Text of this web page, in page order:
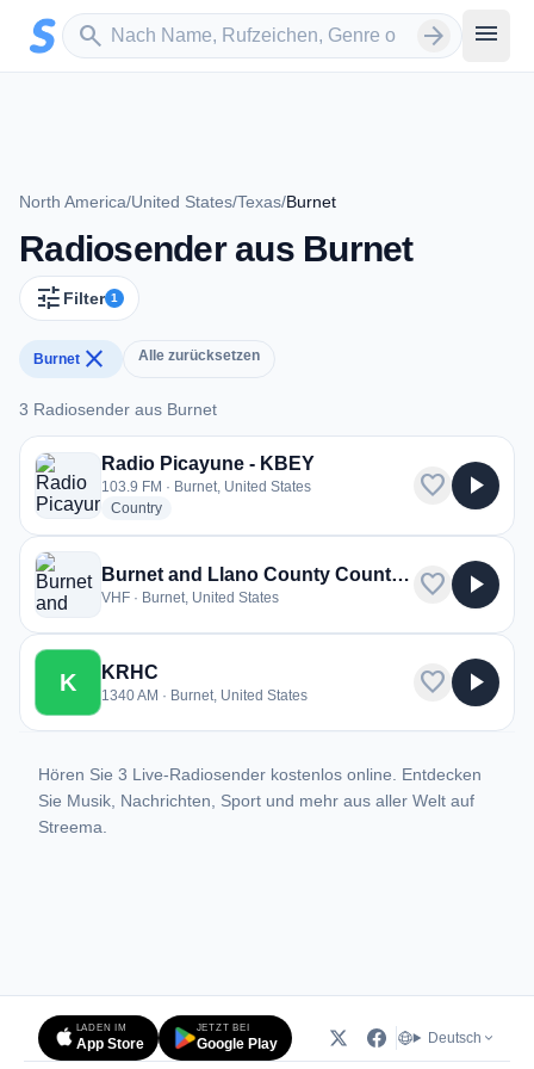
Zum Hauptinhalt springen
search
Sender suchen arrow_forward menu
North America/United States/Texas/Burnet
Radiosender aus Burnet
tune Filter 1
Burnet close Alle zurücksetzen
3 Radiosender aus Burnet
3 Radiosender aus Burnet
Radio Picayune - KBEY
103.9 FM · Burnet, United States
Countryradio stations
favorite play_arrow
Burnet and Llano County County Police Fire EMS
VHF · Burnet, United States favorite play_arrow
K KRHC
1340 AM · Burnet, United States favorite play_arrow
Hören Sie 3 Live-Radiosender kostenlos online. Entdecken
Sie Musik, Nachrichten, Sport und mehr aus aller Welt auf
Streema.
LADEN IM
App Store
JETZT BEI
Google Play Deutsch